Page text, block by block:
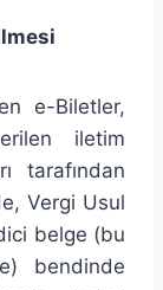
e-Biletler,
iletim
tarafından
Vergi Usul
belge (bu
bendinde